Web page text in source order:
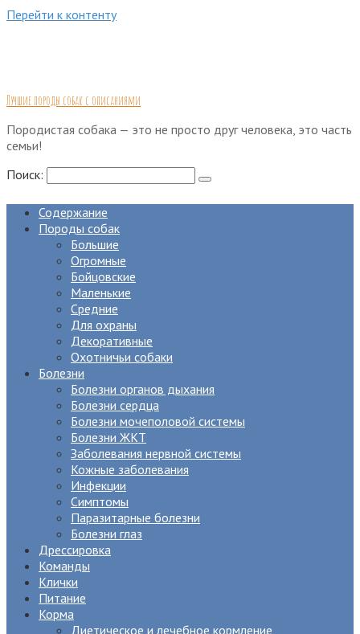
Перейти к контенту
Лучшие породы собак с описаниями
Породистая собака — это не просто друг человека, это часть
семьи!
Поиск:
Содержание
Породы собак
Большие
Огромные
Бойцовские
Маленькие
Средние
Для охраны
Декоративные
Охотничьи собаки
Болезни
Болезни органов дыхания
Болезни сердца
Болезни мочеполовой системы
Болезни ЖКТ
Заболевания нервной системы
Кожные заболевания
Инфекции
Симптомы
Паразитарные болезни
Болезни глаз
Дрессировка
Команды
Клички
Питание
Корма
Диетическое и лечебное кормление